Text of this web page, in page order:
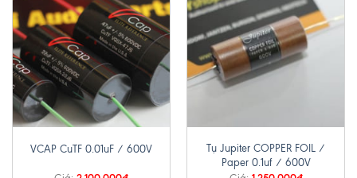
VCAP CuTF 0.01uF / 600V
Tụ Jupiter COPPER FOIL /
Paper 0.1uf / 600V